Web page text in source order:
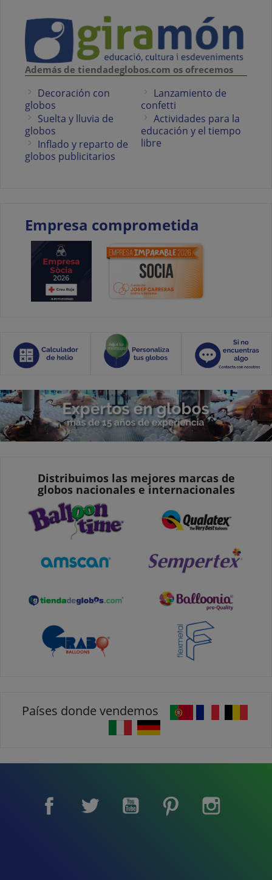
Además de tiendadeglobos.com os ofrecemos
Decoración con
globos
Suelta y lluvia de
globos
Inflado y reparto de
globos publicitarios
Lanzamiento de
confetti
Actividades para la
educación y el tiempo
libre
Empresa comprometida
Distribuimos las mejores marcas de
globos nacionales e internacionales
Países donde vendemos
Facebook Twitter YouTube Pinterest